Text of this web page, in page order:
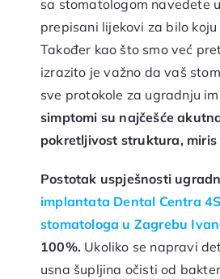
sa stomatologom navedete
prepisani lijekovi za bilo
Također kao što smo već
izrazito je važno da vaš
sve protokole za ugradnju
simptomi su najčešće
pokretljivost struktura, miris
Postotak uspješnosti
implantata Dental Centra
stomatologa u Zagrebu
100%.Ukoliko se napravi
usna šupljina očisti od